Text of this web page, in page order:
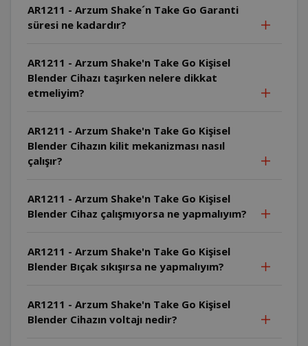
AR1211 - Arzum Shake´n Take Go Garanti
süresi ne kadardır?
AR1211 - Arzum Shake'n Take Go Kişisel
Blender Cihazı taşırken nelere dikkat
etmeliyim?
AR1211 - Arzum Shake'n Take Go Kişisel
Blender Cihazın kilit mekanizması nasıl
çalışır?
AR1211 - Arzum Shake'n Take Go Kişisel
Blender Cihaz çalışmıyorsa ne yapmalıyım?
AR1211 - Arzum Shake'n Take Go Kişisel
Blender Bıçak sıkışırsa ne yapmalıyım?
AR1211 - Arzum Shake'n Take Go Kişisel
Blender Cihazın voltajı nedir?